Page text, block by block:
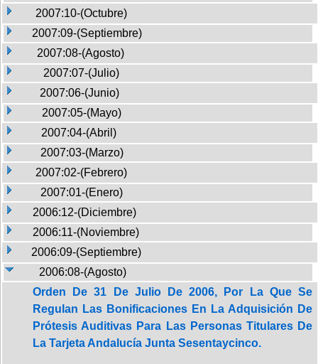
2007:10-(Octubre)
2007:09-(Septiembre)
2007:08-(Agosto)
2007:07-(Julio)
2007:06-(Junio)
2007:05-(Mayo)
2007:04-(Abril)
2007:03-(Marzo)
2007:02-(Febrero)
2007:01-(Enero)
2006:12-(Diciembre)
2006:11-(Noviembre)
2006:09-(Septiembre)
2006:08-(Agosto)
Orden De 31 De Julio De 2006, Por La Que Se
Regulan Las Bonificaciones En La Adquisición De
Prótesis Auditivas Para Las Personas Titulares De
La Tarjeta Andalucía Junta Sesentaycinco.